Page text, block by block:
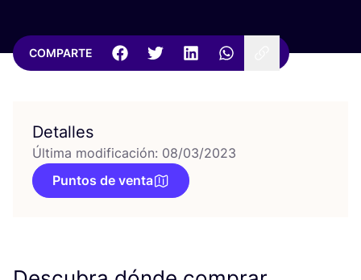
COMPARTE
Detalles
Última modificación: 08/03/2023
Puntos de venta